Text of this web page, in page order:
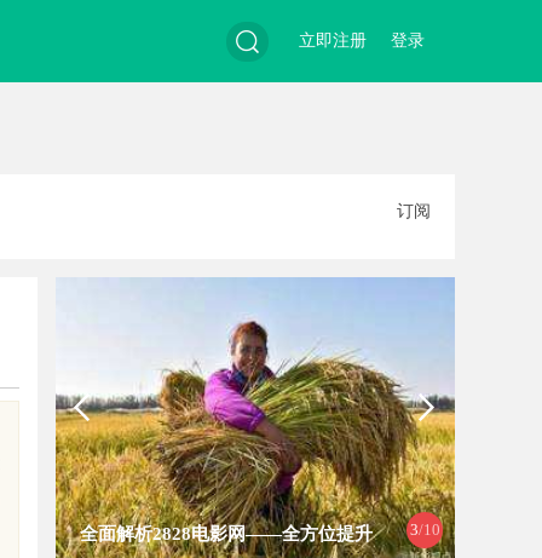
登录
立即注册
订阅
4/10
武汉配眼镜 上海配眼镜